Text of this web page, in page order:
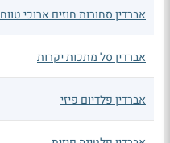
אברדין סחורות חוזים ארוכי טווח
אברדין סל מתכות יקרות
אברדין פלדיום פיזי